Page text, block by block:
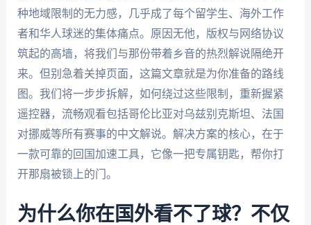
种地域限制的无力感，几乎成了每个留学生、海外工作
者和华人球迷的集体痛点。原因无他，版权与网络协议
筑起的高墙，将我们与那份带着乡音的热烈解说隔绝开
来。但别急着关掉页面，这篇文章就是为你准备的路线
图。我们将一步步拆解，如何绕过这些限制，重新握紧
遥控器，流畅观看包括哥伦比亚对乌兹别克斯坦、法国
对挪威等所有赛事的中文解说。解决方案的核心，在于
一款可靠的回国加速工具，它像一把专属钥匙，帮你打
开那扇被锁上的门。
为什么你在国外看不了球？不仅